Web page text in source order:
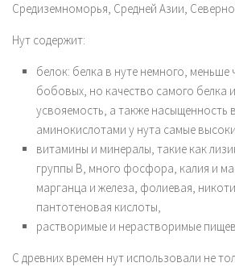
Средиземноморья, Средней Азии,
Нут содержит:
белок: белка в нуте немного, меньше
бобовых, но качество самого белка и
усвояемость, а также насыщенность
аминокислотами у нута самые
витамины и минералы, такие как
группы В, много фосфора, калия и
марганца и железа, фолиевая,
пантотеновая кислоты,
растворимые и нерастворимые
С древних времен нут использовали не